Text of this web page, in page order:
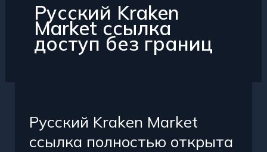
Русский Kraken
Market ссылка
доступ без границ
Русский Kraken Market
ссылка полностью открыта
Market